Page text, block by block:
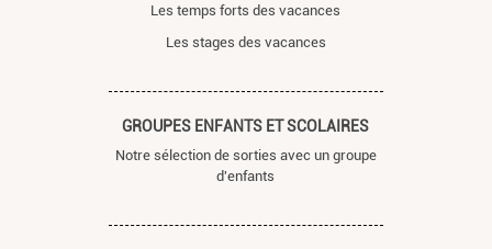
Les temps forts des vacances
Les stages des vacances
GROUPES ENFANTS ET SCOLAIRES
Notre sélection de sorties avec un groupe
d'enfants